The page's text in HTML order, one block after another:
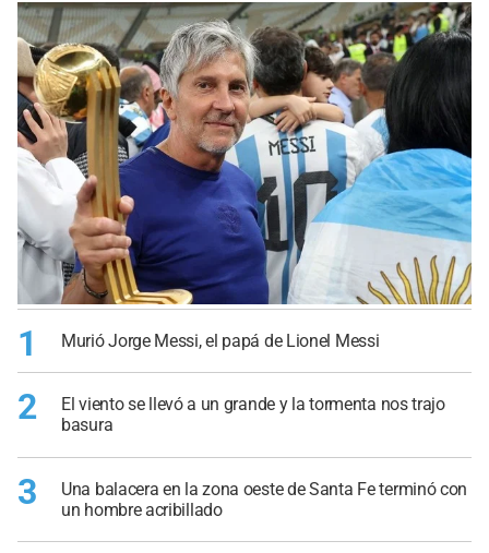
1 Murió Jorge Messi, el papá de Lionel Messi
2
El viento se llevó a un grande y la tormenta nos trajo
basura
3
Una balacera en la zona oeste de Santa Fe terminó con
un hombre acribillado